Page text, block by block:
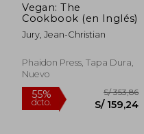
Vegan: The
Cookbook (en Inglés)
Jury, Jean-Christian
Phaidon Press, Tapa Dura,
Nuevo